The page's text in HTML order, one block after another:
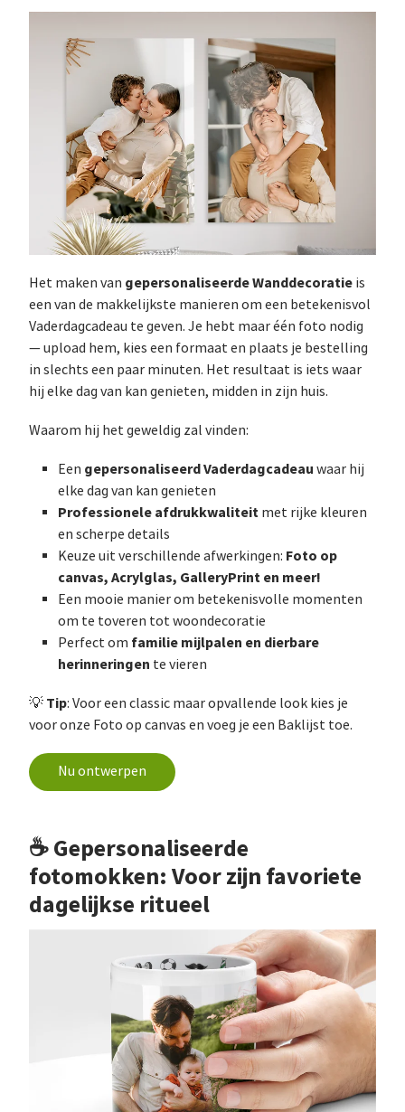
Het maken van gepersonaliseerde Wanddecoratie is
een van de makkelijkste manieren om een betekenisvol
Vaderdagcadeau te geven. Je hebt maar één foto nodig
— upload hem, kies een formaat en plaats je bestelling
in slechts een paar minuten. Het resultaat is iets waar
hij elke dag van kan genieten, midden in zijn huis.
Waarom hij het geweldig zal vinden:
Een gepersonaliseerd Vaderdagcadeau waar hij
elke dag van kan genieten
Professionele afdrukkwaliteit met rijke kleuren
en scherpe details
Keuze uit verschillende afwerkingen: Foto op
canvas, Acrylglas, GalleryPrint en meer!
Een mooie manier om betekenisvolle momenten
om te toveren tot woondecoratie
Perfect om familie mijlpalen en dierbare
herinneringen te vieren
💡 Tip: Voor een classic maar opvallende look kies je
voor onze Foto op canvas en voeg je een Baklijst toe.
Nu ontwerpen
☕ Gepersonaliseerde
fotomokken: Voor zijn favoriete
dagelijkse ritueel